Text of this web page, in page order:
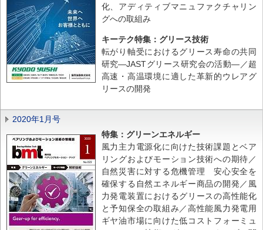
化、アディティブマニュファクチャリン
グへの取組み
キーテク特集：グリース技術
転がり軸受におけるグリース寿命の共同
研究―JASTグリース研究会の活動―／超
高速・高温環境に適した革新的ウレアグ
リースの開発
2020年1月号
特集：グリーンエネルギー
風力主力電源化に向けた技術課題とベア
リングおよびモーション技術への期待／
自然災害に対する危機管理 安心安全を
確保する自然エネルギー商品の開発／風
力発電装置におけるグリースの高性能化
と予知保全の取組み／高性能風力発電用
ギヤ油市場に向けた低コストフォーミュ